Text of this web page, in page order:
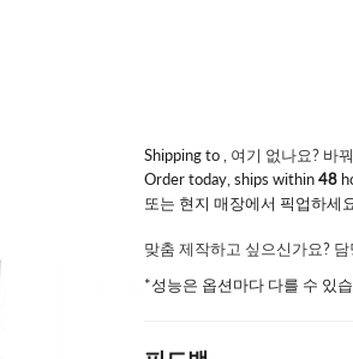
Explore>
Shipping to, 여기 없나요? 바
Order today, ships within48
또는 현지 매장에서 픽업하세
맞춤 제작하고 싶으신가요?
*성능은 옵션마다 다를 수 있